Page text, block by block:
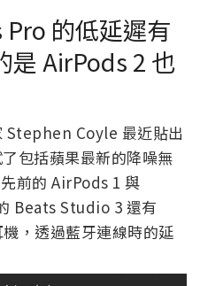
的低延遲有
是 AirPods 2 也
Stephen Coyle 最近貼出
包括蘋果最新的降噪無
前的 AirPods 1 與
Beats Studio 3 還有
，透過藍牙連線時的延